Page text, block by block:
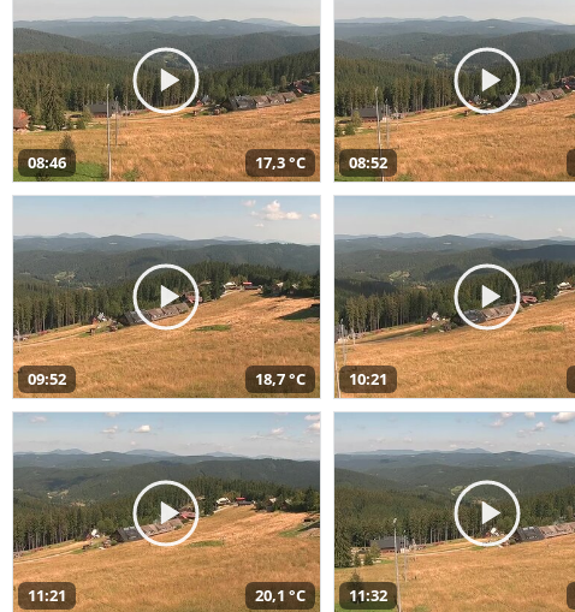
08:46 17,3 °C 08:52
09:52 18,7 °C 10:21
11:21 20,1 °C 11:32